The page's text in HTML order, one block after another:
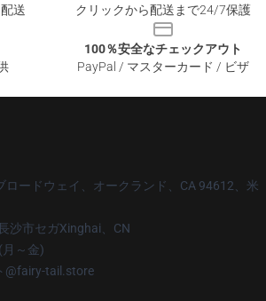
送
クリックから配送まで24/7保護
100％安全なチェックアウト
PayPal / マスターカード / ビザ
ロードウェイ、オークランド、CA 94612、米
沙市セガXinghai、CN
月～金)
@fairy-tail.store